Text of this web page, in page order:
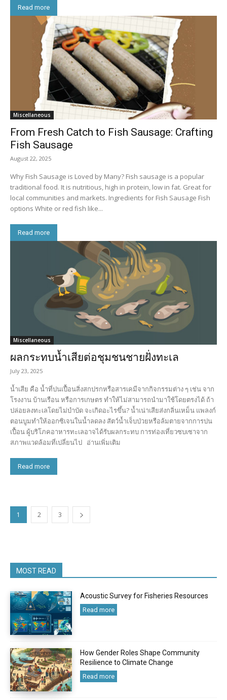
Read more
Miscellaneous
From Fresh Catch to Fish Sausage: Crafting
Fish Sausage
August 22, 2025
Why Fish Sausage is Loved by Many? Fish sausage is a popular
traditional food. It is nutritious, high in protein, low in fat. Great for
local communities and markets. Ingredients for Fish Sausage Fish
options White or red fish like...
Read more
Miscellaneous
ผลกระทบน้ำเสียต่อชุมชนชายฝั่งทะเล
July 23, 2025
น้ำเสีย คือ น้ำที่ปนเปื้อนสิ่งสกปรกหรือสารเคมีจากกิจกรรมต่าง ๆ เช่น จาก
โรงงาน บ้านเรือน หรือการเกษตร ทำให้ไม่สามารถนำมาใช้โดยตรงได้ ถ้า
ปล่อยลงทะเลโดยไม่บำบัด จะเกิดอะไรขึ้น? น้ำเน่าเสียส่งกลิ่นเหม็น แพลงก์
ตอนบูมทำให้ออกซิเจนในน้ำลดลง สัตว์น้ำเจ็บป่วยหรือล้มตายจากการปน
เปื้อน ผู้บริโภคอาหารทะเลอาจได้รับผลกระทบ การท่องเที่ยวซบเซาจาก
สภาพแวดล้อมที่เปลี่ยนไป อ่านเพิ่มเติม
Read more
1 2 3
MOST READ
Acoustic Survey for Fisheries Resources
Read more
How Gender Roles Shape Community
Resilience to Climate Change
Read more